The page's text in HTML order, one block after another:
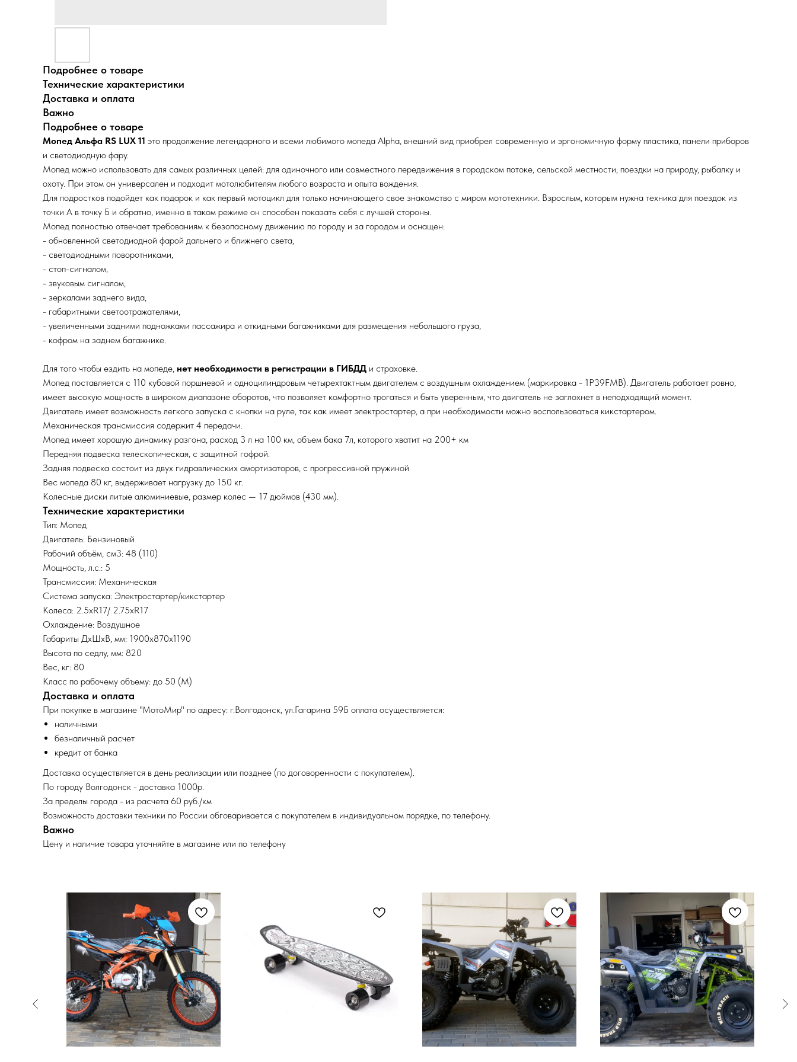
Подробнее о товаре
Технические характеристики
Доставка и оплата
Важно
Подробнее о товаре
Мопед Альфа RS LUX 11 это продолжение легендарного и всеми любимого мопеда Alpha, внешний вид приобрел современную и эргономичную форму пластика, панели приборов
и светодиодную фару.
Мопед можно использовать для самых различных целей: для одиночного или совместного передвижения в городском потоке, сельской местности, поездки на природу, рыбалку и
охоту. При этом он универсален и подходит мотолюбителям любого возраста и опыта вождения.
Для подростков подойдет как подарок и как первый мотоцикл для только начинающего свое знакомство с миром мототехники. Взрослым, которым нужна техника для поездок из
точки А в точку Б и обратно, именно в таком режиме он способен показать себя с лучшей стороны.
Мопед полностью отвечает требованиям к безопасному движению по городу и за городом и оснащен:
- обновленной светодиодной фарой дальнего и ближнего света,
- светодиодными поворотниками,
- стоп-сигналом,
- звуковым сигналом,
- зеркалами заднего вида,
- габаритными светоотражателями,
- увеличенными задними подножками пассажира и откидными багажниками для размещения небольшого груза,
- кофром на заднем багажнике.
Для того чтобы ездить на мопеде, нет необходимости в регистрации в ГИБДД и страховке.
Мопед поставляется с 110 кубовой поршневой и одноцилиндровым четырехтактным двигателем с воздушным охлаждением (маркировка - 1P39FMB). Двигатель работает ровно,
имеет высокую мощность в широком диапазоне оборотов, что позволяет комфортно трогаться и быть уверенным, что двигатель не заглохнет в неподходящий момент.
Двигатель имеет возможность легкого запуска с кнопки на руле, так как имеет электростартер, а при необходимости можно воспользоваться кикстартером.
Механическая трансмиссия содержит 4 передачи.
Мопед имеет хорошую динамику разгона, расход 3 л на 100 км, объем бака 7л, которого хватит на 200+ км
Передняя подвеска телескопическая, с защитной гофрой.
Задняя подвеска состоит из двух гидравлических амортизаторов, с прогрессивной пружиной
Вес мопеда 80 кг, выдерживает нагрузку до 150 кг.
Колесные диски литые алюминиевые, размер колес — 17 дюймов (430 мм).
Технические характеристики
Тип: Мопед
Двигатель: Бензиновый
Рабочий объём, см3: 48 (110)
Мощность, л.с.: 5
Трансмиссия: Механическая
Система запуска: Электростартер/кикстартер
Колеса: 2.5хR17/ 2.75хR17
Охлаждение: Воздушное
Габариты ДхШхВ, мм: 1900х870х1190
Высота по седлу, мм: 820
Вес, кг: 80
Класс по рабочему объему: до 50 (М)
Доставка и оплата
При покупке в магазине "МотоМир" по адресу: г.Волгодонск, ул.Гагарина 59Б оплата осуществляется:
наличными
безналичный расчет
кредит от банка
Доставка осуществляется в день реализации или позднее (по договоренности с покупателем).
По городу Волгодонск - доставка 1000р.
За пределы города - из расчета 60 руб./км
Возможность доставки техники по России обговаривается с покупателем в индивидуальном порядке, по телефону.
Важно
Цену и наличие товара уточняйте в магазине или по телефону